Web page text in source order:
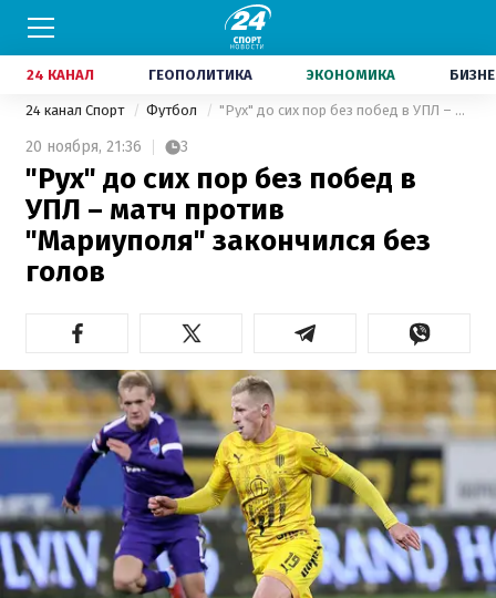
24 КАНАЛ ГЕОПОЛИТИКА ЭКОНОМИКА
24 канал Спорт Футбол "Рух" до сих пор без побед в УПЛ – матч против "Мариуполя" закончился без голов
20 ноября, 21:36 3
"Рух" до сих пор без побед в
УПЛ – матч против
"Мариуполя" закончился без
голов